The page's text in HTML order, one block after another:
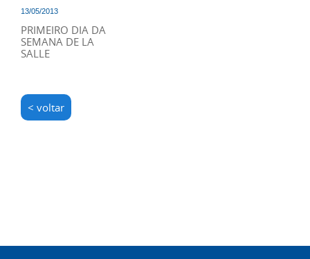
13/05/2013
PRIMEIRO DIA DA
SEMANA DE LA
SALLE
< voltar